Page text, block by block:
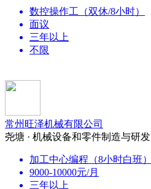
数控操作工（双休/8小时）
面议
三年以上
不限
常州旺泽机械有限公司
尧塘 · 机械设备和零件制造与研发
加工中心编程（8小时白班）
9000-10000元/月
三年以上